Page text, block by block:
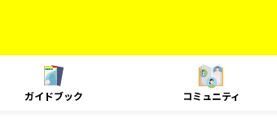
ガイドブック コミュニティ